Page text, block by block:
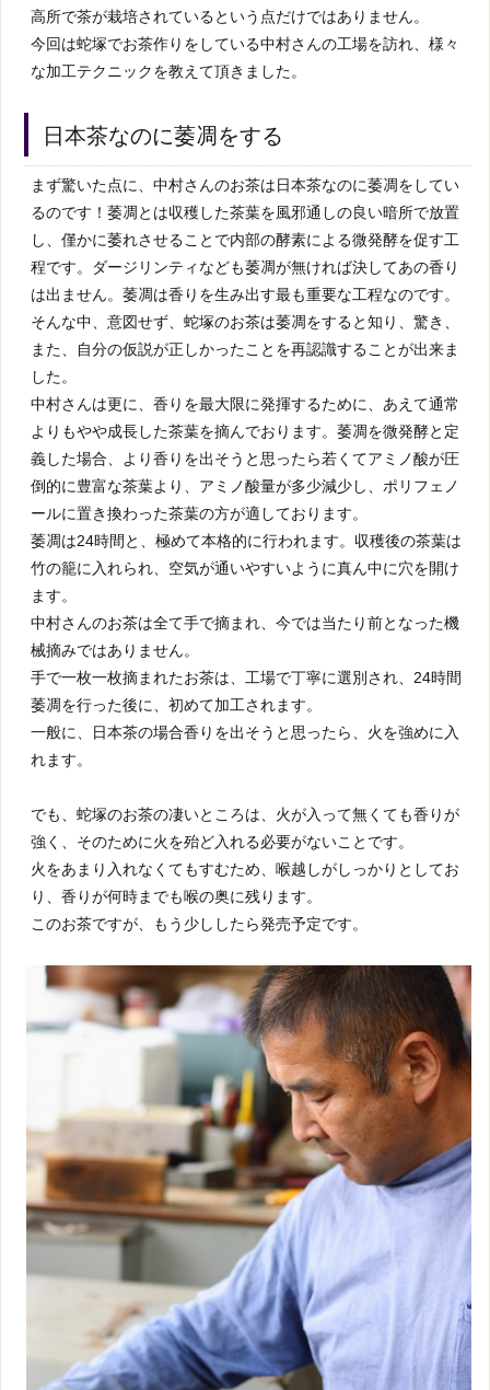
高所で茶が栽培されているという点だけではありません。
今回は蛇塚でお茶作りをしている中村さんの工場を訪れ、様々
な加工テクニックを教えて頂きました。
日本茶なのに萎凋をする
まず驚いた点に、中村さんのお茶は日本茶なのに萎凋をしてい
るのです！萎凋とは収穫した茶葉を風邪通しの良い暗所で放置
し、僅かに萎れさせることで内部の酵素による微発酵を促す工
程です。ダージリンティなども萎凋が無ければ決してあの香り
は出ません。萎凋は香りを生み出す最も重要な工程なのです。
そんな中、意図せず、蛇塚のお茶は萎凋をすると知り、驚き、
また、自分の仮説が正しかったことを再認識することが出来ま
した。
中村さんは更に、香りを最大限に発揮するために、あえて通常
よりもやや成長した茶葉を摘んでおります。萎凋を微発酵と定
義した場合、より香りを出そうと思ったら若くてアミノ酸が圧
倒的に豊富な茶葉より、アミノ酸量が多少減少し、ポリフェノ
ールに置き換わった茶葉の方が適しております。
萎凋は24時間と、極めて本格的に行われます。収穫後の茶葉は
竹の籠に入れられ、空気が通いやすいように真ん中に穴を開け
ます。
中村さんのお茶は全て手で摘まれ、今では当たり前となった機
械摘みではありません。
手で一枚一枚摘まれたお茶は、工場で丁寧に選別され、24時間
萎凋を行った後に、初めて加工されます。
一般に、日本茶の場合香りを出そうと思ったら、火を強めに入
れます。
でも、蛇塚のお茶の凄いところは、火が入って無くても香りが
強く、そのために火を殆ど入れる必要がないことです。
火をあまり入れなくてもすむため、喉越しがしっかりとしてお
り、香りが何時までも喉の奥に残ります。
このお茶ですが、もう少ししたら発売予定です。